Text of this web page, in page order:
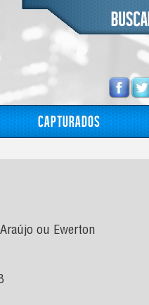
Capturados
ou Ewerton